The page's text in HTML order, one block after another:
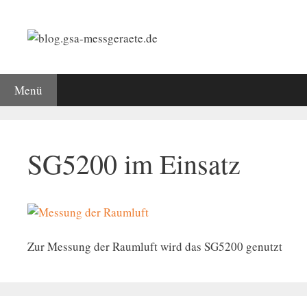
springen
Menü
SG5200 im Einsatz
Zur Messung der Raumluft wird das SG5200 genutzt